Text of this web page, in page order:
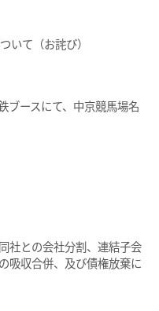
いて（お詫び）
ブースにて、中京競馬場名
社との会社分割、連結子会
吸収合併、及び債権放棄に